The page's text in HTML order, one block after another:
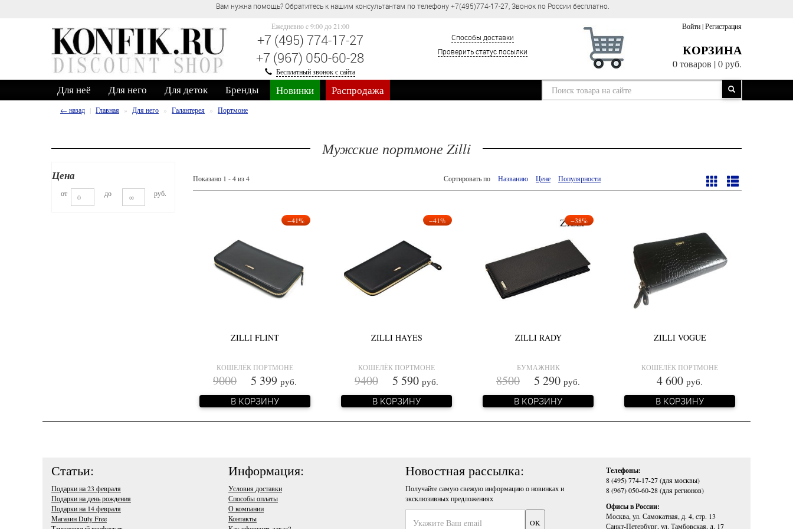
Вам нужна помощь? Обратитесь к нашим консультантам по телефону +7(495)774-17-27, Звонок по России бесплатно.
Ежедневно c 9:00 до 21:00
+7 (495) 774-17-27
+7 (967) 050-60-28
Бесплатный звонок с сайта
Способы доставки
Проверить статус посылки
Войти|Регистрация
КОРЗИНА
0 товаров |0 руб.
Для неё Для него Для деток Бренды Новинки Распродажа
← назад Главная Для него Галантерея Портмоне
Мужские портмоне Zilli
Цена
от до руб.
Показано 1 - 4 из 4 Сортировать по Названию Цене Популярности
−41%
ZILLI FLINT
КОШЕЛЁК ПОРТМОНЕ
9000 5 399 руб.
В КОРЗИНУ
−41%
ZILLI HAYES
КОШЕЛЁК ПОРТМОНЕ
9400 5 590 руб.
В КОРЗИНУ
−38%
ZILLI RADY
БУМАЖНИК
8500 5 290 руб.
В КОРЗИНУ
ZILLI VOGUE
КОШЕЛЁК ПОРТМОНЕ
4 600 руб.
В КОРЗИНУ
Статьи:
Подарки на 23 февраля
Подарки на день рождения
Подарки на 14 февраля
Магазин Duty Free
Информация:
Условия доставки
Способы оплаты
О компании
Контакты
Новостная рассылка:
Получайте самую свежую информацию о новинках и
эксклюзивных предложениях
Телефоны:
8 (495) 774-17-27 (для москвы)
8 (967) 050-60-28 (для регионов)
Офисы в России:
Москва, ул. Самокатная, д. 4, стр. 13
Санкт-Петербург, ул. Тамбовская, д. 17